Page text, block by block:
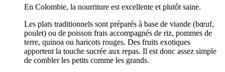
En Colombie, la nourriture est excellente et plutôt saine.
Les plats traditionnels sont préparés à base de viande (bœuf,
poulet) ou de poisson frais accompagnés de riz, pommes de
terre, quinoa ou haricots rouges. Des fruits exotiques
apportent la touche sucrée aux repas. Il est donc assez simple
de combler les petits comme les grands.